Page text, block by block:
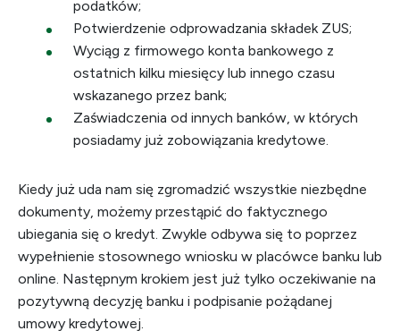
podatków;
Potwierdzenie odprowadzania składek ZUS;
Wyciąg z firmowego konta bankowego z
ostatnich kilku miesięcy lub innego czasu
wskazanego przez bank;
Zaświadczenia od innych banków, w których
posiadamy już zobowiązania kredytowe.
Kiedy już uda nam się zgromadzić wszystkie niezbędne
dokumenty, możemy przestąpić do faktycznego
ubiegania się o kredyt. Zwykle odbywa się to poprzez
wypełnienie stosownego wniosku w placówce banku lub
online. Następnym krokiem jest już tylko oczekiwanie na
pozytywną decyzję banku i podpisanie pożądanej
umowy kredytowej.